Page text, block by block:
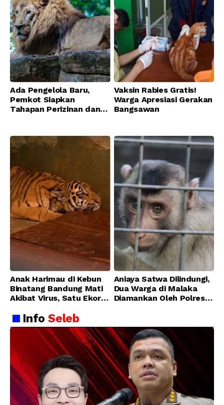
Ada Pengelola Baru,
Pemkot Siapkan
Tahapan Perizinan dan
Vaksin Rabies Gratis!
Warga Apresiasi Gerakan
Bangsawan
Anak Harimau di Kebun
Binatang Bandung Mati
Akibat Virus, Satu Ekor
Membaik
Aniaya Satwa Dilindungi,
Dua Warga di Malaka
Diamankan Oleh Polres
InfoSeleb